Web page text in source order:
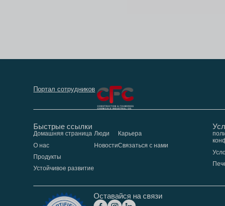
Портал сотрудников
Быстрые ссылки
Домашняя страница
О нас
Продукты
Устойчивое развитие
Люди
Новости
Карьера
Связаться с нами
Оставайся на связи